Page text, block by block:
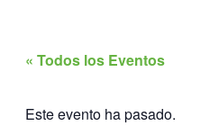
« Todos los Eventos
Este evento ha pasado.